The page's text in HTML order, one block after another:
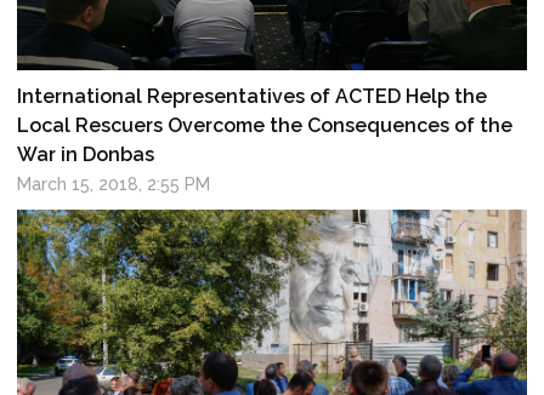
International Representatives of ACTED Help the
Local Rescuers Overcome the Consequences of the
War in Donbas
March 15, 2018, 2:55 PM